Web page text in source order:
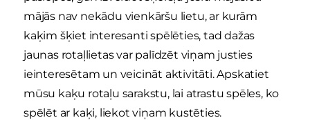
mājās nav nekādu vienkāršu lietu, ar kurām
kaķim šķiet interesanti spēlēties, tad dažas
jaunas rotaļlietas var palīdzēt viņam justies
ieinteresētam un veicināt aktivitāti. Apskatiet
mūsu kaķu rotaļu sarakstu, lai atrastu spēles, ko
spēlēt ar kaķi, liekot viņam kustēties.